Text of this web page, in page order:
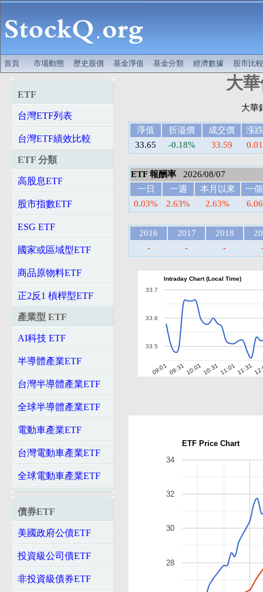
首頁 市場動態 歷史股價 基金淨值 基金分類 經濟數據 股市比較
ETF
台灣ETF列表
台灣ETF績效比較
ETF 分類
高股息ETF
股市指數ETF
ESG ETF
國家或區域型ETF
商品原物料ETF
正2反1 槓桿型ETF
產業型 ETF
AI科技 ETF
半導體產業ETF
台灣半導體產業ETF
全球半導體產業ETF
電動車產業ETF
台灣電動車產業ETF
全球電動車產業ETF
債券ETF
美國政府公債ETF
投資級公司債ETF
非投資級債券ETF
大
淨值 折溢價 成交價
漲跌
33.65
-0.18% 33.59 0.01
ETF 報酬率 2026/08/07
一日
一週 本月以來
一
0.03%
2.63% 2.63%
2016 2017 2018
-
- -
Intraday Chart (Local Time)
09:0109:3110:0110:3111:0111:31
33.5
33.6
33.7
ETF Price Chart
28
30
32
34